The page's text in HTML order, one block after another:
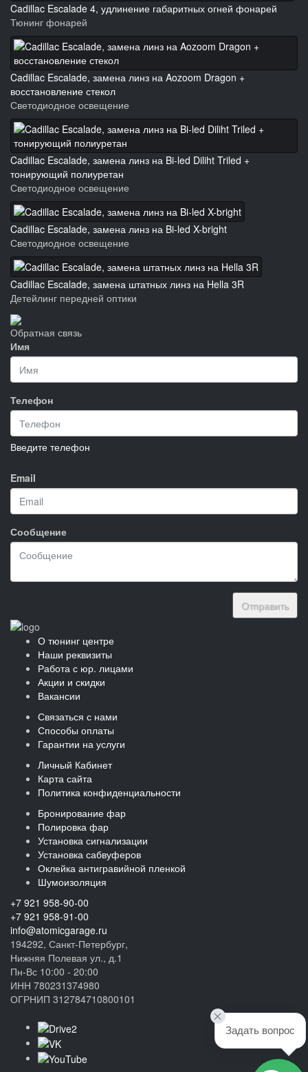
Cadillac Escalade 4, удлинение габаритных огней фонарей
Тюнинг фонарей
Cadillac Escalade, замена линз на Aozoom Dragon +
восстановление стекол
Светодиодное освещение
Cadillac Escalade, замена линз на Bi-led Diliht Triled +
тонирующий полиуретан
Светодиодное освещение
Cadillac Escalade, замена линз на Bi-led X-bright
Светодиодное освещение
Cadillac Escalade, замена штатных линз на Hella 3R
Детейлинг передней оптики
Обратная связь
Имя
Телефон
Введите телефон
Email
Сообщение
Отправить
О тюнинг центре
Наши реквизиты
Работа с юр. лицами
Акции и скидки
Вакансии
Связаться с нами
Способы оплаты
Гарантии на услуги
Личный Кабинет
Карта сайта
Политика конфиденциальности
Бронирование фар
Полировка фар
Установка сигнализации
Установка сабвуферов
Оклейка антигравийной пленкой
Шумоизоляция
+7 921 958-90-00
+7 921 958-91-00
info@atomicgarage.ru
194292, Санкт-Петербург,
Нижняя Полевая ул., д.1
Пн-Вс 10:00 - 20:00
ИНН 780231374980
ОГРНИП 312784710800101
Задать вопрос